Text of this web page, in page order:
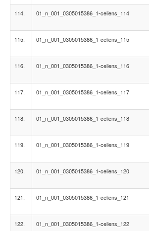
114. 01_n_001_0305015386_1-celiens_114
115. 01_n_001_0305015386_1-celiens_115
116. 01_n_001_0305015386_1-celiens_116
117. 01_n_001_0305015386_1-celiens_117
118. 01_n_001_0305015386_1-celiens_118
119. 01_n_001_0305015386_1-celiens_119
120. 01_n_001_0305015386_1-celiens_120
121. 01_n_001_0305015386_1-celiens_121
122. 01_n_001_0305015386_1-celiens_122